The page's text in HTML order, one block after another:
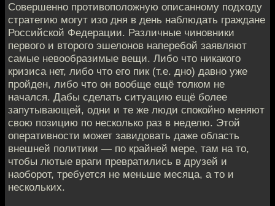
Совершенно противоположную описанному подходу
стратегию могут изо дня в день наблюдать граждане
Российской Федерации. Различные чиновники
первого и второго эшелонов наперебой заявляют
самые невообразимые вещи. Либо что никакого
кризиса нет, либо что его пик (т.е. дно) давно уже
пройден, либо что он вообще ещё толком не
начался. Дабы сделать ситуацию ещё более
запутывающей, одни и те же люди спокойно меняют
свою позицию по несколько раз в неделю. Этой
оперативности может завидовать даже область
внешней политики — по крайней мере, там на то,
чтобы лютые враги превратились в друзей и
наоборот, требуется не меньше месяца, а то и
нескольких.